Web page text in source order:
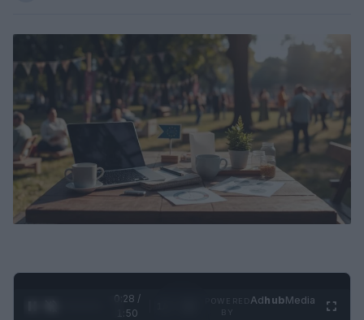
0:29 /
1:50
AdhubMedia